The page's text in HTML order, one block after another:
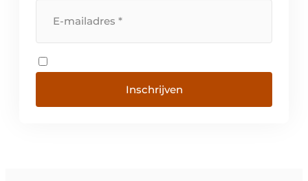
Inschrijven